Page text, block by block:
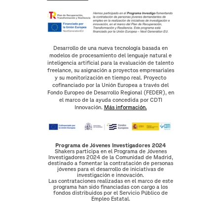
Desarrollo de una nueva tecnología basada en
modelos de procesamiento del lenguaje natural e
inteligencia artificial para la evaluación de talento
freelance, su asignación a proyectos empresariales
y su monitorización en tiempo real. Proyecto
cofinanciado por la Unión Europea a través del
Fondo Europeo de Desarrollo Regional (FEDER), en
el marco de la ayuda concedida por CDTI
Innovación. Más información.
Programa de Jóvenes Investigadores 2024
Shakers participa en el Programa de Jóvenes
Investigadores 2024 de la Comunidad de Madrid,
destinado a fomentar la contratación de personas
jóvenes para el desarrollo de iniciativas de
investigación e innovación.
Las contrataciones realizadas en el marco de este
programa han sido financiadas con cargo a los
fondos distribuidos por el Servicio Público de
Empleo Estatal.